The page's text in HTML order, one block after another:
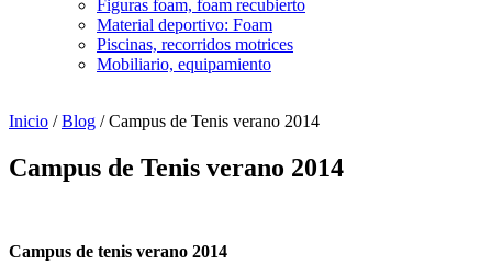
Figuras foam, foam recubierto
Material deportivo: Foam
Piscinas, recorridos motrices
Mobiliario, equipamiento
Inicio /Blog / Campus de Tenis verano 2014
Campus de Tenis verano 2014
Campus de tenis verano 2014